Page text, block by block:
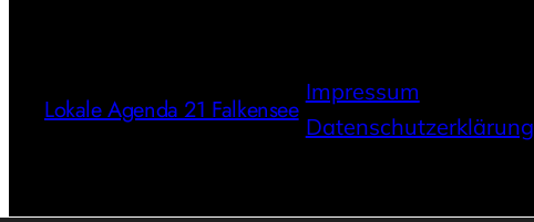
Lokale Agenda 21 Falkensee
Impressum
Datenschutzerklärung